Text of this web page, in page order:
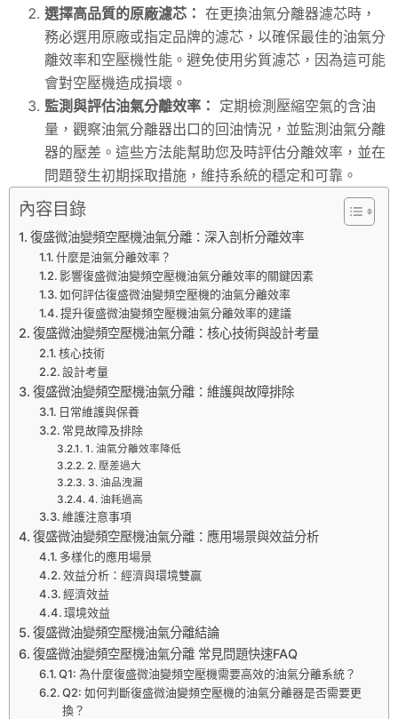
選擇高品質的原廠濾芯： 在更換油氣分離器濾芯時，
務必選用原廠或指定品牌的濾芯，以確保最佳的油氣分
離效率和空壓機性能。避免使用劣質濾芯，因為這可能
會對空壓機造成損壞。
監測與評估油氣分離效率： 定期檢測壓縮空氣的含油
量，觀察油氣分離器出口的回油情況，並監測油氣分離
器的壓差。這些方法能幫助您及時評估分離效率，並在
問題發生初期採取措施，維持系統的穩定和可靠。
內容目錄
復盛微油變頻空壓機油氣分離：深入剖析分離效率
什麼是油氣分離效率？
影響復盛微油變頻空壓機油氣分離效率的關鍵因素
如何評估復盛微油變頻空壓機的油氣分離效率
提升復盛微油變頻空壓機油氣分離效率的建議
復盛微油變頻空壓機油氣分離：核心技術與設計考量
核心技術
設計考量
復盛微油變頻空壓機油氣分離：維護與故障排除
日常維護與保養
常見故障及排除
1. 油氣分離效率降低
2. 壓差過大
3. 油品洩漏
4. 油耗過高
維護注意事項
復盛微油變頻空壓機油氣分離：應用場景與效益分析
多樣化的應用場景
效益分析：經濟與環境雙贏
經濟效益
環境效益
復盛微油變頻空壓機油氣分離結論
復盛微油變頻空壓機油氣分離 常見問題快速FAQ
Q1: 為什麼復盛微油變頻空壓機需要高效的油氣分離系統？
Q2: 如何判斷復盛微油變頻空壓機的油氣分離器是否需要更
換？